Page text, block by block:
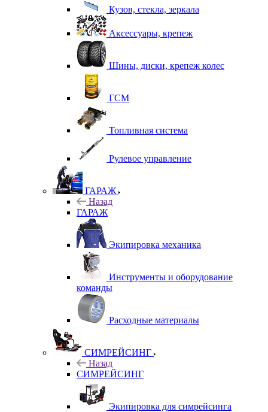
Кузов, стекла, зеркала
Аксессуары, крепеж
Шины, диски, крепеж колес
ГСМ
Топливная система
Рулевое управление
ГАРАЖ
Назад
ГАРАЖ
Экипировка механика
Инструменты и оборудование
команды
Расходные материалы
СИМРЕЙСИНГ
Назад
СИМРЕЙСИНГ
Экипировка для симрейсинга